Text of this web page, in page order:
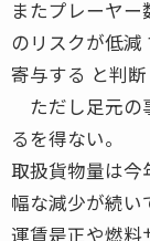
またプレーヤ
のリスクが低減
寄与する と判断
ただし足元の
るを得ない。
取扱貨物量は今
幅な減少が続い
運賃是正や燃料